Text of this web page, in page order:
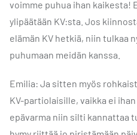
voimme puhua ihan kaikesta!
ylipäätään KV:sta. Jos
elämän KV hetkiä, niin tulkaa
puhumaan meidän kanssa.
Emilia: Ja sitten myös
KV-partiolaisille, vaikka ei
epävarma niin silti kannattaa